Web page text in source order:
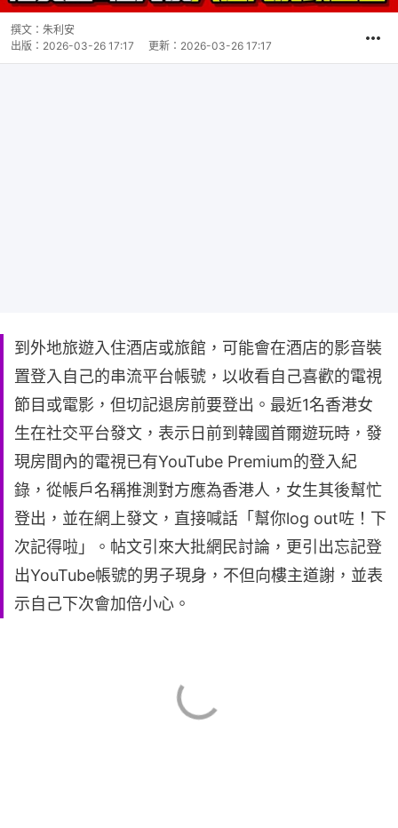
撰文： 朱利安
出版： 2026-03-26 17:17 更新： 2026-03-26 17:17
到外地旅遊入住酒店或旅館，可能會在酒店的影音裝
置登入自己的串流平台帳號，以收看自己喜歡的電視
節目或電影，但切記退房前要登出。最近1名香港女
生在社交平台發文，表示日前到韓國首爾遊玩時，發
現房間內的電視已有YouTube Premium的登入紀
錄，從帳戶名稱推測對方應為香港人，女生其後幫忙
登出，並在網上發文，直接喊話「幫你log out咗！下
次記得啦」。帖文引來大批網民討論，更引出忘記登
出YouTube帳號的男子現身，不但向樓主道謝，並表
示自己下次會加倍小心。